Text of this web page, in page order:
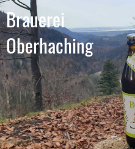
Brauerei
Oberhaching